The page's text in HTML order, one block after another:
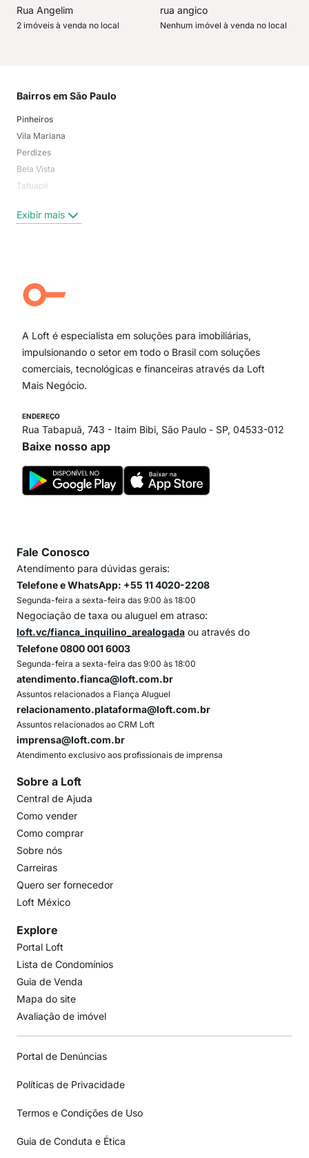
Rua Angelim
2 imóveis à venda no local
rua angico
Nenhum imóvel à venda no local
Bairros em São Paulo
Pinheiros
Vila Mariana
Perdizes
Bela Vista
Tatuapé
Centro
Campo Belo
Ipiranga
Paraíso
Itaim Bibi
Exibir mais
A Loft é especialista em soluções para imobiliárias,
impulsionando o setor em todo o Brasil com soluções
comerciais, tecnológicas e financeiras através da Loft
Mais Negócio.
ENDEREÇO
Rua Tabapuã, 743 - Itaim Bibi, São Paulo - SP, 04533-012
Baixe nosso app
Fale Conosco
Atendimento para dúvidas gerais:
Telefone e WhatsApp: +55 11 4020-2208
Segunda-feira a sexta-feira das 9:00 às 18:00
Negociação de taxa ou aluguel em atraso:
loft.vc/fianca_inquilino_arealogada ou através do
Telefone 0800 001 6003
Segunda-feira a sexta-feira das 9:00 às 18:00
atendimento.fianca@loft.com.br
Assuntos relacionados a Fiança Aluguel
relacionamento.plataforma@loft.com.br
Assuntos relacionados ao CRM Loft
imprensa@loft.com.br
Atendimento exclusivo aos profissionais de imprensa
Sobre a Loft
Central de Ajuda
Como vender
Como comprar
Sobre nós
Carreiras
Quero ser fornecedor
Loft México
Explore
Portal Loft
Lista de Condomínios
Guia de Venda
Mapa do site
Avaliação de imóvel
Portal de Denúncias
Políticas de Privacidade
Termos e Condições de Uso
Guia de Conduta e Ética